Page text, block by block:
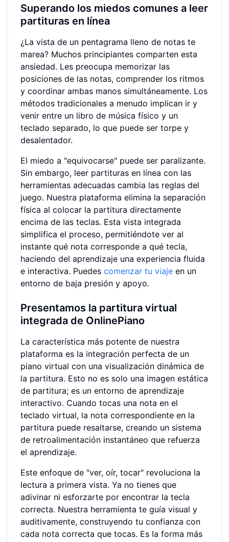
Superando los miedos comunes a leer
partituras en línea
¿La vista de un pentagrama lleno de notas te
marea? Muchos principiantes comparten esta
ansiedad. Les preocupa memorizar las
posiciones de las notas, comprender los ritmos
y coordinar ambas manos simultáneamente. Los
métodos tradicionales a menudo implican ir y
venir entre un libro de música físico y un
teclado separado, lo que puede ser torpe y
desalentador.
El miedo a "equivocarse" puede ser paralizante.
Sin embargo, leer partituras en línea con las
herramientas adecuadas cambia las reglas del
juego. Nuestra plataforma elimina la separación
física al colocar la partitura directamente
encima de las teclas. Esta vista integrada
simplifica el proceso, permitiéndote ver al
instante qué nota corresponde a qué tecla,
haciendo del aprendizaje una experiencia fluida
e interactiva. Puedes comenzar tu viaje en un
entorno de baja presión y apoyo.
Presentamos la partitura virtual
integrada de OnlinePiano
La característica más potente de nuestra
plataforma es la integración perfecta de un
piano virtual con una visualización dinámica de
la partitura. Esto no es solo una imagen estática
de partitura; es un entorno de aprendizaje
interactivo. Cuando tocas una nota en el
teclado virtual, la nota correspondiente en la
partitura puede resaltarse, creando un sistema
de retroalimentación instantáneo que refuerza
el aprendizaje.
Este enfoque de "ver, oír, tocar" revoluciona la
lectura a primera vista. Ya no tienes que
adivinar ni esforzarte por encontrar la tecla
correcta. Nuestra herramienta te guía visual y
auditivamente, construyendo tu confianza con
cada nota correcta que tocas. Es la forma más